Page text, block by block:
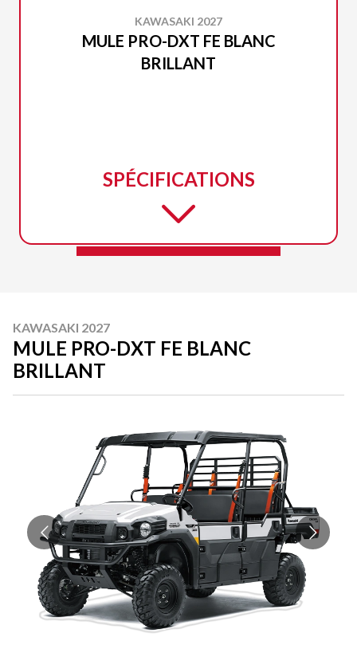
KAWASAKI 2027
MULE PRO-DXT FE BLANC
BRILLANT
SPÉCIFICATIONS
KAWASAKI 2027
MULE PRO-DXT FE BLANC
BRILLANT